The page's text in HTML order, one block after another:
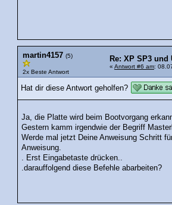
martin4157 (5)
2x Beste Antwort
Re: XP SP3 und
« Antwort #6 am:
Hat dir diese Antwort geholfen?
Ja, die Platte wird beim Bootvorgang
Gestern kamm irgendwie der Begriff
Werde mal jetzt Deine Anweisung Schritt
Anweisung.
. Erst Eingabetaste drücken..
.darauffolgend diese Befehle abarbeiten?